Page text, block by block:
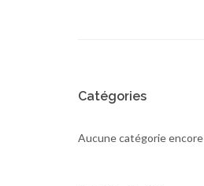
Catégories
Aucune catégorie encore